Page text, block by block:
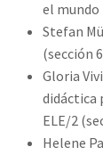
el mundo
Stefan
(sección
Gloria
didáctica
ELE/2
Helene